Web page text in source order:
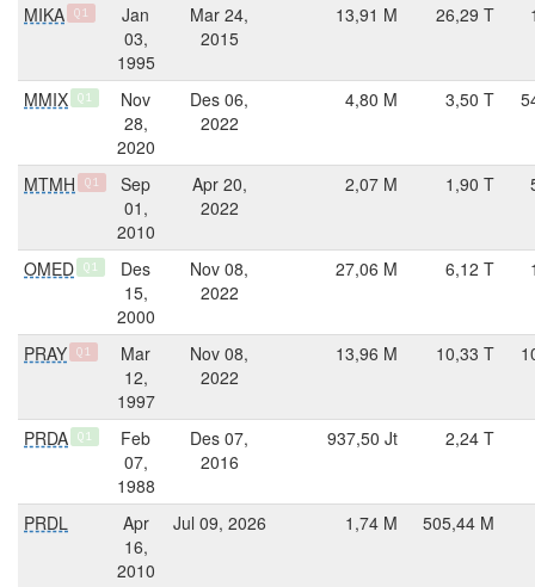
MIKA Q1
Jan
03,
1995
Mar 24,
2015
13,91 M 26,29 T
MMIX Q1
Nov
28,
2020
Des 06,
2022
4,80 M 3,50 T
MTMH Q1
Sep
01,
2010
Apr 20,
2022
2,07 M 1,90 T
OMED Q1
Des
15,
2000
Nov 08,
2022
27,06 M 6,12 T
PRAY Q1
Mar
12,
1997
Nov 08,
2022
13,96 M 10,33 T
PRDA Q1
Feb
07,
1988
Des 07,
2016
937,50 Jt 2,24 T
PRDL
Apr
16,
2010
Jul 09, 2026 1,74 M 505,44 M